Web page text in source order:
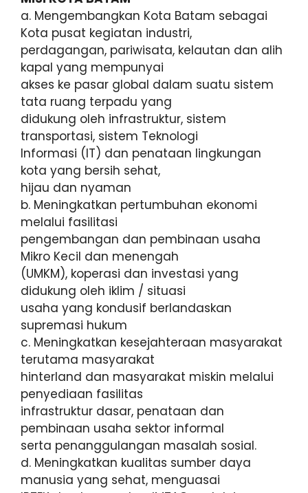
a. Mengembangkan Kota Batam sebagai
Kota pusat kegiatan industri,
perdagangan, pariwisata, kelautan dan alih
kapal yang mempunyai
akses ke pasar global dalam suatu sistem
tata ruang terpadu yang
didukung oleh infrastruktur, sistem
transportasi, sistem Teknologi
Informasi (IT) dan penataan lingkungan
kota yang bersih sehat,
hijau dan nyaman
b. Meningkatkan pertumbuhan ekonomi
melalui fasilitasi
pengembangan dan pembinaan usaha
Mikro Kecil dan menengah
(UMKM), koperasi dan investasi yang
didukung oleh iklim / situasi
usaha yang kondusif berlandaskan
supremasi hukum
c. Meningkatkan kesejahteraan masyarakat
terutama masyarakat
hinterland dan masyarakat miskin melalui
penyediaan fasilitas
infrastruktur dasar, penataan dan
pembinaan usaha sektor informal
serta penanggulangan masalah sosial.
d. Meningkatkan kualitas sumber daya
manusia yang sehat, menguasai